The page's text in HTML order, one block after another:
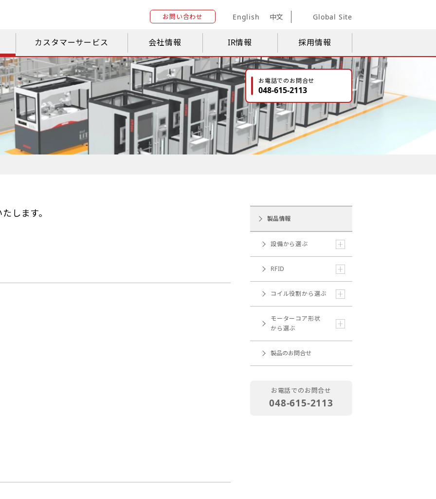
お問い合わせ English 中文 Global Site
カスタマーサービス 会社情報 IR情報 採用情報
お電話でのお問合せ
048-615-2113
します。 製品情報
設備から選ぶ
RFID
コイル役割から選ぶ
モーターコア形状
から選ぶ
製品のお問合せ
お電話でのお問合せ
048-615-2113